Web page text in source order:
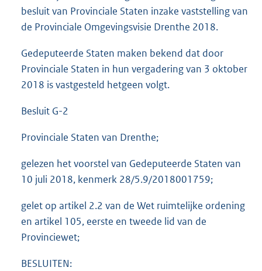
besluit van Provinciale Staten inzake vaststelling van
de Provinciale Omgevingsvisie Drenthe 2018.
Gedeputeerde Staten maken bekend dat door
Provinciale Staten in hun vergadering van 3 oktober
2018 is vastgesteld hetgeen volgt.
Besluit G-2
Provinciale Staten van Drenthe;
gelezen het voorstel van Gedeputeerde Staten van
10 juli 2018, kenmerk 28/5.9/2018001759;
gelet op artikel 2.2 van de Wet ruimtelijke ordening
en artikel 105, eerste en tweede lid van de
Provinciewet;
BESLUITEN: